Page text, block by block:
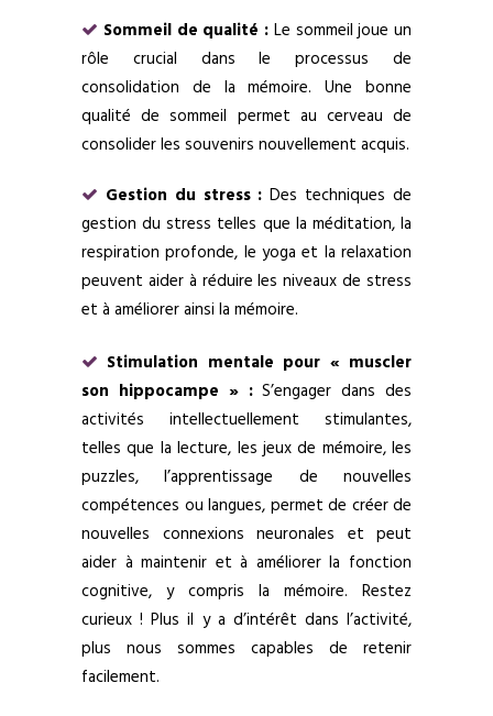
Sommeil de qualité : Le sommeil joue un
rôle crucial dans le processus de
consolidation de la mémoire. Une bonne
qualité de sommeil permet au cerveau de
consolider les souvenirs nouvellement acquis.
Gestion du stress :Des techniques de
gestion du stress telles que la méditation, la
respiration profonde, le yoga et la relaxation
peuvent aider à réduire les niveaux de stress
et à améliorer ainsi la mémoire.
Stimulation mentale pour « muscler
son hippocampe » :S’engager dans des
activités intellectuellement stimulantes,
telles que la lecture, les jeux de mémoire, les
puzzles, l’apprentissage de nouvelles
compétences ou langues, permet de créer de
nouvelles connexions neuronales et peut
aider à maintenir et à améliorer la fonction
cognitive, y compris la mémoire. Restez
curieux ! Plus il y a d’intérêt dans l’activité,
plus nous sommes capables de retenir
facilement.